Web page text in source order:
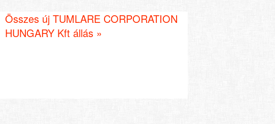
Összes új TUMLARE CORPORATION
HUNGARY Kft állás »